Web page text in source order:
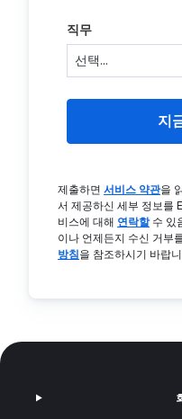
직무
지
제출하면 서비스 약관을
서 제공하신 세부 정보를
비스에 대해 연락할수 있
이나 언제든지 수신 거부
방침을 참조하시기 바랍